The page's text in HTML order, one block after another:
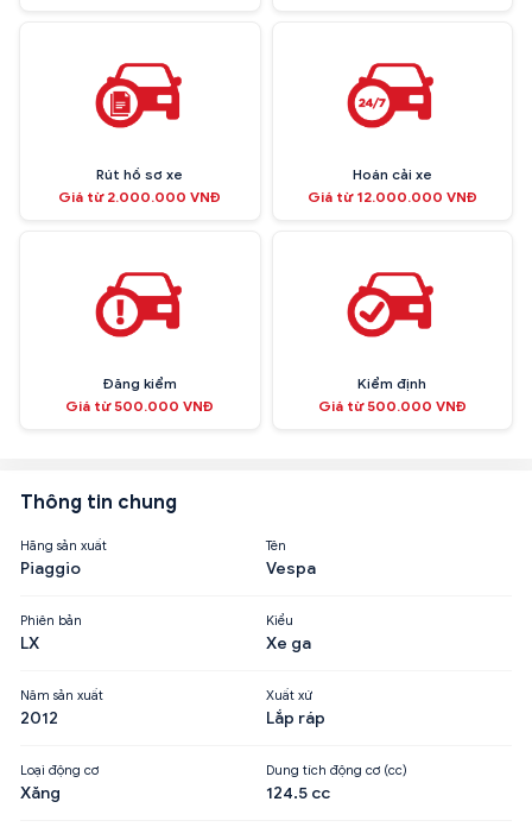
Rút hồ sơ xe
Giá từ 2.000.000 VNĐ
Hoán cải xe
Giá từ 12.000.000 VNĐ
Đăng kiểm
Giá từ 500.000 VNĐ
Kiểm định
Giá từ 500.000 VNĐ
Thông tin chung
Hãng sản xuất
Piaggio
Tên
Vespa
Phiên bản
LX
Kiểu
Xe ga
Năm sản xuất
2012
Xuất xứ
Lắp ráp
Loại động cơ
Xăng
Dung tích động cơ (cc)
124.5 cc